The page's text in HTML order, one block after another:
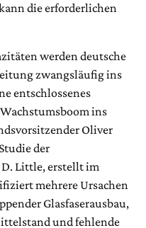
die erforderlichen
werden deutsche
zwangsläufig ins
entschlossenes
ins
Oliver
der
Little, erstellt im
mehrere Ursachen
Glasfaserausbau,
und fehlende